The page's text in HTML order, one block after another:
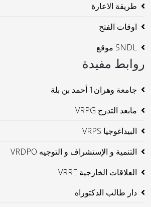
طريقة الاعارة
اوقات الفتح
SNDL موقع
روابط مفيدة
جامعة وهران1 أحمد بن بلة
مابعد التدرج VRPG
البيداغوجيا VRPS
التنمية و الإستشراف و التوجيه VRDPO
العلاقات الخارجية VRRE
دار طالب الدكتوراه